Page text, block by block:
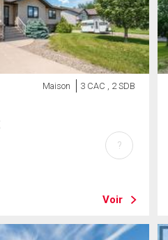
Maison 3 CAC , 2 SDB
Voir
?